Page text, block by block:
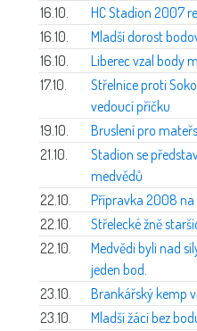
16.10.
HC Stadion 2007
16.10.
Mladší dorost
16.10.
Liberec vzal body
17.10.
Střelnice proti
vedoucí příčku
19.10.
Bruslení pro
21.10.
Stadion se
medvědů
22.10.
Přípravka 2008
22.10.
Střelecké žně
22.10.
Medvědi byli nad
jeden bod.
23.10.
Brankářský kemp
23.10.
Mladší žáci bez